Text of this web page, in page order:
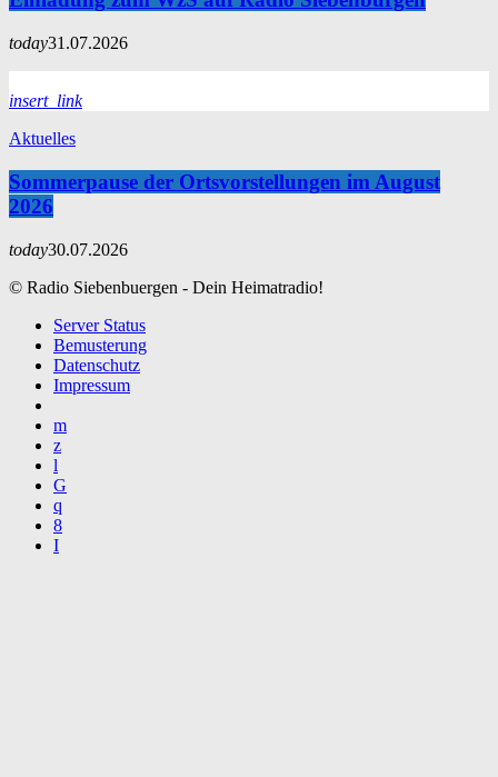
today31.07.2026
insert_link
Aktuelles
Sommerpause der Ortsvorstellungen im August
2026
today30.07.2026
© Radio Siebenbuergen - Dein Heimatradio!
Server Status
Bemusterung
Datenschutz
Impressum